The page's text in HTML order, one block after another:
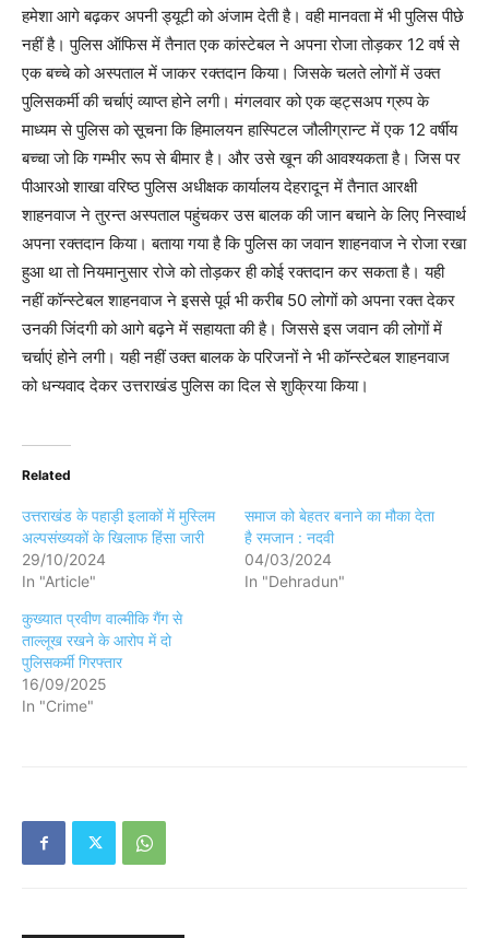
हमेशा आगे बढ़कर अपनी ड्यूटी को अंजाम देती है। वही मानवता में भी पुलिस पीछे
नहीं है। पुलिस ऑफिस में तैनात एक कांस्टेबल ने अपना रोजा तोड़कर 12 वर्ष से
एक बच्चे को अस्पताल में जाकर रक्तदान किया। जिसके चलते लोगों में उक्त
पुलिसकर्मी की चर्चाएं व्याप्त होने लगी। मंगलवार को एक व्हट्सअप ग्रुप के
माध्यम से पुलिस को सूचना कि हिमालयन हास्पिटल जौलीग्रान्ट में एक 12 वर्षीय
बच्चा जो कि गम्भीर रूप से बीमार है। और उसे खून की आवश्यकता है। जिस पर
पीआरओ शाखा वरिष्ठ पुलिस अधीक्षक कार्यालय देहरादून में तैनात आरक्षी
शाहनवाज ने तुरन्त अस्पताल पहुंचकर उस बालक की जान बचाने के लिए निस्वार्थ
अपना रक्तदान किया। बताया गया है कि पुलिस का जवान शाहनवाज ने रोजा रखा
हुआ था तो नियमानुसार रोजे को तोड़कर ही कोई रक्तदान कर सकता है। यही
नहीं कॉन्स्टेबल शाहनवाज ने इससे पूर्व भी करीब 50 लोगों को अपना रक्त देकर
उनकी जिंदगी को आगे बढ़ने में सहायता की है। जिससे इस जवान की लोगों में
चर्चाएं होने लगी। यही नहीं उक्त बालक के परिजनों ने भी कॉन्स्टेबल शाहनवाज
को धन्यवाद देकर उत्तराखंड पुलिस का दिल से शुक्रिया किया।
Related
उत्तराखंड के पहाड़ी इलाकों में मुस्लिम
अल्पसंख्यकों के खिलाफ हिंसा जारी
29/10/2024
In "Article"
समाज को बेहतर बनाने का मौका देता
है रमजान : नदवी
04/03/2024
In "Dehradun"
कुख्यात प्रवीण वाल्मीकि गैंग से
ताल्लूख रखने के आरोप में दो
पुलिसकर्मी गिरफ्तार
16/09/2025
In "Crime"